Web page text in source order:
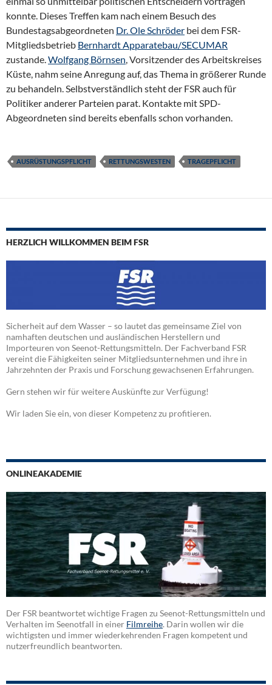
konnte. Dieses Treffen kam nach einem Besuch des
Bundestagsabgeordneten Dr. Ole Schröder bei dem FSR-
Mitgliedsbetrieb Bernhardt Apparatebau/SECUMAR
zustande.Wolfgang Börnsen, Vorsitzender des Arbeitskreises
Küste, nahm seine Anregung auf, das Thema in größerer Runde
zu behandeln. Selbstverständlich steht der FSR auch für
Politiker anderer Parteien parat. Kontakte mit SPD-
Abgeordneten sind bereits ebenfalls schon vorhanden.
AUSRÜSTUNGSPFLICHT RETTUNGSWESTEN TRAGEPFLICHT
HERZLICH WILLKOMMEN BEIM FSR
Sicherheit auf dem Wasser – so lautet das gemeinsame Ziel von
namhaften deutschen und ausländischen Herstellern und
Importeuren von Seenot-Rettungsmitteln. Der Fachverband FSR
vereint die Fähigkeiten seiner Mitgliedsunternehmen und ihre in
Jahrzehnten der Praxis und Forschung gewachsenen Erfahrungen.
Gern stehen wir für weitere Auskünfte zur Verfügung!
Wir laden Sie ein, von dieser Kompetenz zu profitieren.
ONLINEAKADEMIE
Der FSR beantwortet wichtige Fragen zu Seenot-Rettungsmitteln und
Verhalten im Seenotfall in einer Filmreihe. Darin wollen wir die
wichtigsten und immer wiederkehrenden Fragen kompetent und
nutzerfreundlich beantworten.